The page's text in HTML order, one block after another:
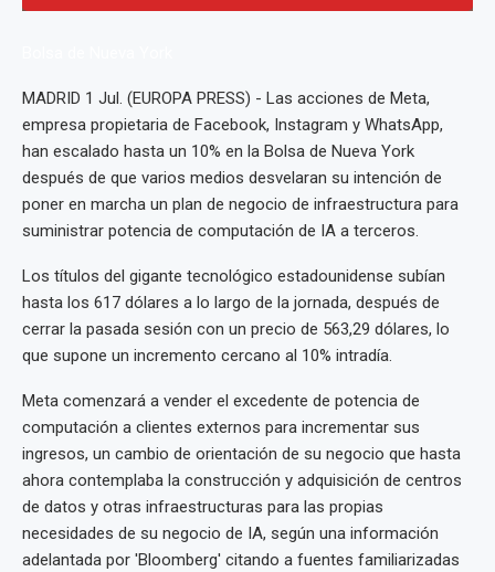
MADRID 1 Jul. (EUROPA PRESS) - Las acciones de Meta,
empresa propietaria de Facebook, Instagram y WhatsApp,
han escalado hasta un 10% en la Bolsa de Nueva York
después de que varios medios desvelaran su intención de
poner en marcha un plan de negocio de infraestructura para
suministrar potencia de computación de IA a terceros.
Los títulos del gigante tecnológico estadounidense subían
hasta los 617 dólares a lo largo de la jornada, después de
cerrar la pasada sesión con un precio de 563,29 dólares, lo
que supone un incremento cercano al 10% intradía.
Meta comenzará a vender el excedente de potencia de
computación a clientes externos para incrementar sus
ingresos, un cambio de orientación de su negocio que hasta
ahora contemplaba la construcción y adquisición de centros
de datos y otras infraestructuras para las propias
necesidades de su negocio de IA, según una información
adelantada por 'Bloomberg' citando a fuentes familiarizadas